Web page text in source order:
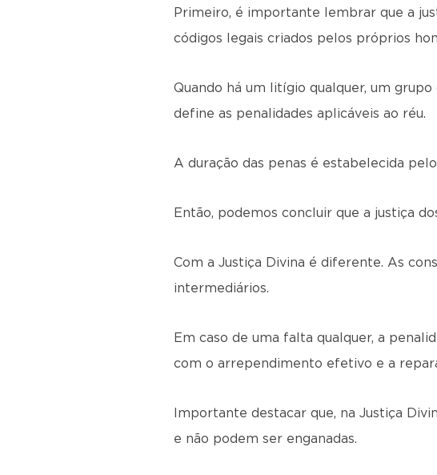
Primeiro, é importante lembrar que a
códigos legais criados pelos próprios
Quando há um litígio qualquer, um grupo
define as penalidades aplicáveis ao réu.
A duração das penas é estabelecida pelo
Então, podemos concluir que a justiça
Com a Justiça Divina é diferente. As
intermediários.
Em caso de uma falta qualquer, a
com o arrependimento efetivo e a
Importante destacar que, na Justiça
e não podem ser enganadas.